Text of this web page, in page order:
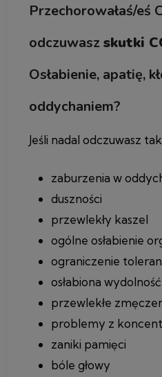
Przechorowałaś/eś
odczuwaszskutki
Osłabienie, apatię,
oddychaniem?
Jeśli nadal odczuwasz
zaburzenia w
duszności
przewlekły kaszel
ogólne osłabienie
ograniczenie
osłabiona wydolność
przewlekłe
problemy z
zaniki pamięci
bóle głowy